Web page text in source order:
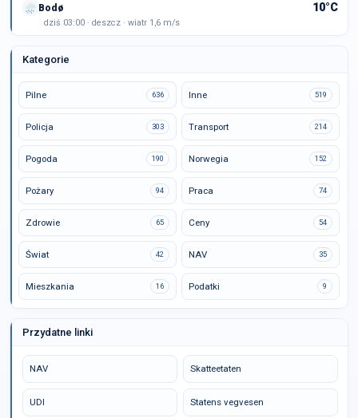
Bodø 10°C
dziś 03:00 · deszcz · wiatr 1,6 m/s
Kategorie
Pilne 636 Inne 519
Policja 303 Transport 214
Pogoda 190 Norwegia 152
Pożary 94 Praca 74
Zdrowie 65 Ceny 54
Świat 42 NAV 35
Mieszkania 16 Podatki 9
Przydatne linki
NAV Skatteetaten
UDI Statens vegvesen